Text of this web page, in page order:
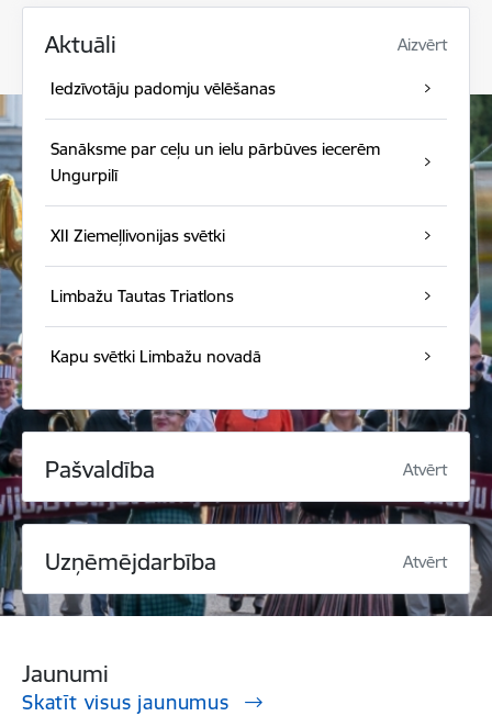
Aktuāli Aizvērt
Iedzīvotāju padomju vēlēšanas
Sanāksme par ceļu un ielu pārbūves iecerēm
Ungurpilī
XII Ziemeļlivonijas svētki
Limbažu Tautas Triatlons
Kapu svētki Limbažu novadā
Pašvaldība Atvērt
Uzņēmējdarbība Atvērt
Jaunumi
Skatīt visus jaunumus